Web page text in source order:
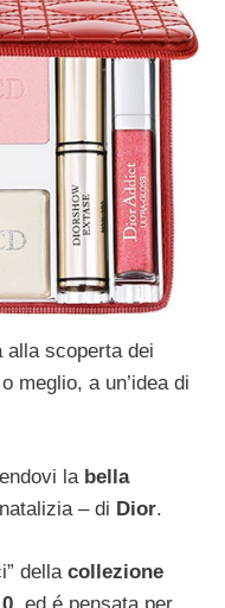
alla scoperta dei
meglio, a un’idea di
labella
– di Dior.
dellacollezione